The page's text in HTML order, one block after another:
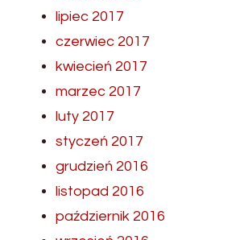
lipiec 2017
czerwiec 2017
kwiecień 2017
marzec 2017
luty 2017
styczeń 2017
grudzień 2016
listopad 2016
październik 2016